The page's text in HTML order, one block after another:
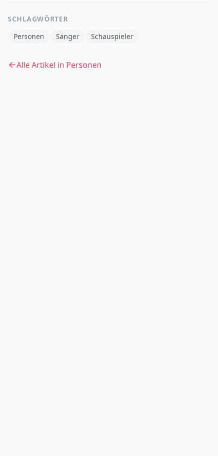
SCHLAGWÖRTER
Personen
Sänger Schauspieler
Alle Artikel in Personen